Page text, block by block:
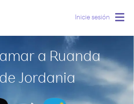
Inicie sesión
a Ruanda
Jordania